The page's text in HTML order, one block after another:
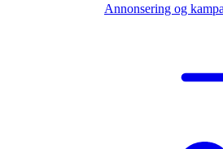
Annonsering og